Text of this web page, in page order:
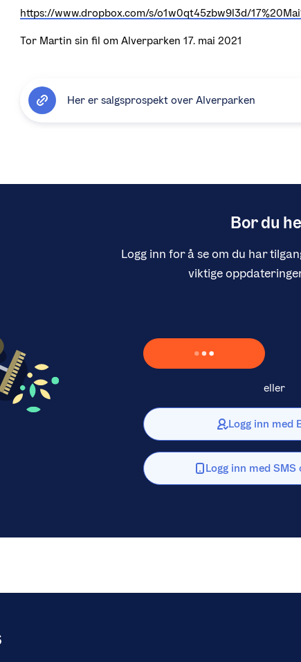
https://www.dropbox.com/s/o1w0qt45zbw9l3d/
Tor Martin sin fil om Alverparken 17. mai 2021
Her er salgsprospekt over Alverparken
Bor du
Logg inn for å se om du har
viktige
Laster inn Vipps …
eller
Logg inn med
Logg inn med